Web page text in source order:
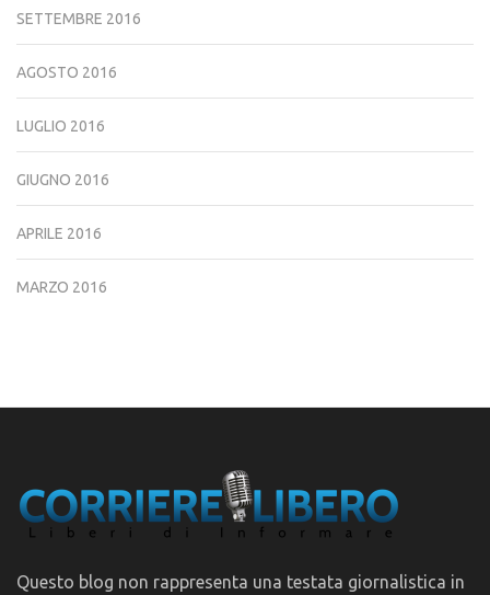
SETTEMBRE 2016
AGOSTO 2016
LUGLIO 2016
GIUGNO 2016
APRILE 2016
MARZO 2016
Questo blog non rappresenta una testata giornalistica in